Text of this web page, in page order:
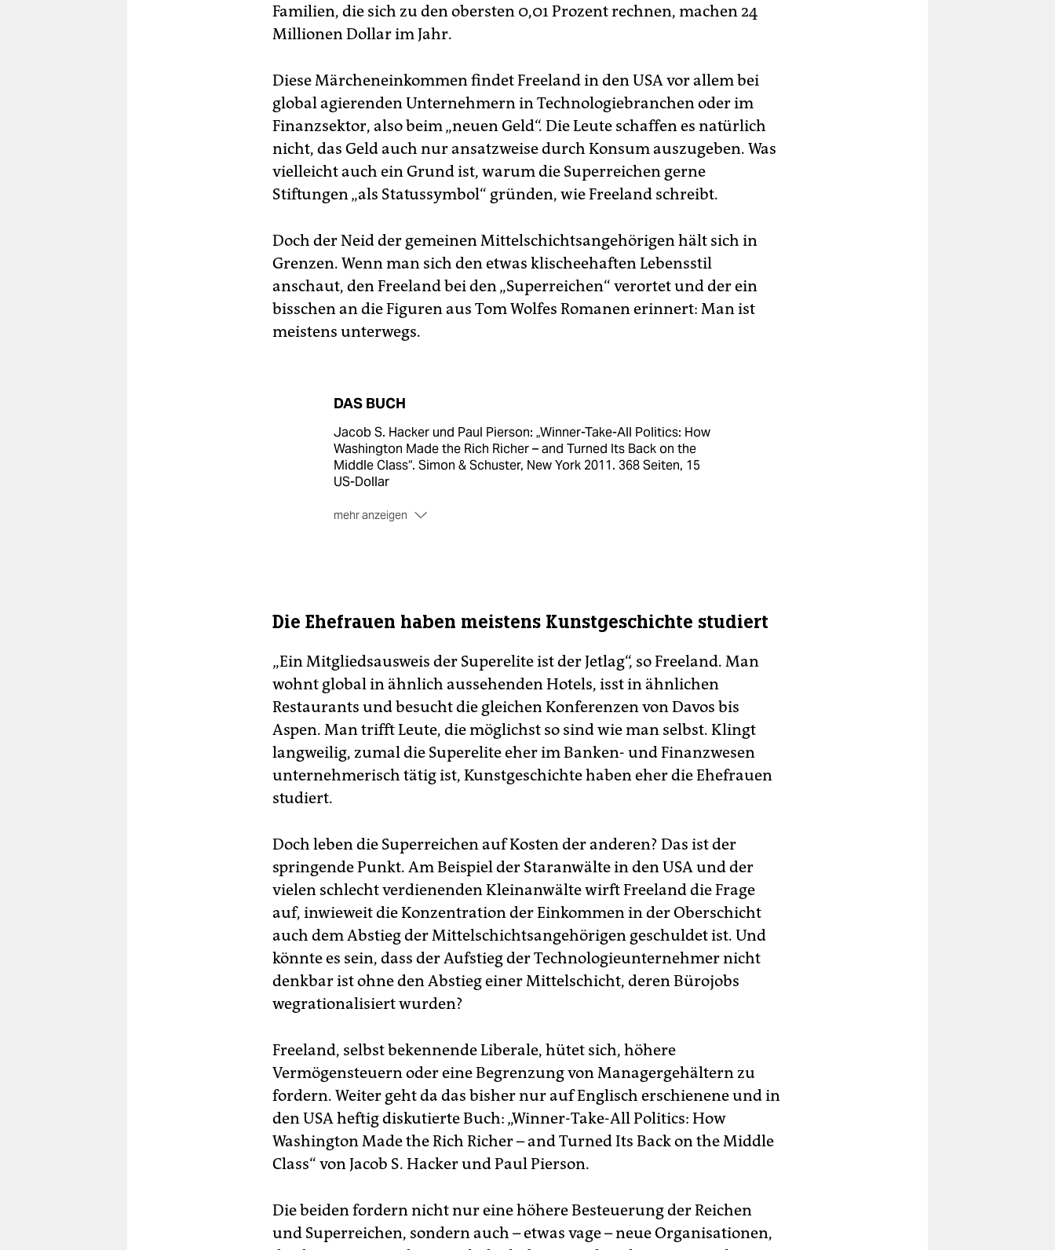
Familien, die sich zu den obersten 0,01 Prozent rechnen, machen 24
Millionen Dollar im Jahr.
Diese Märcheneinkommen findet Freeland in den USA vor allem bei
global agierenden Unternehmern in Technologiebranchen oder im
Finanzsektor, also beim „neuen Geld“. Die Leute schaffen es natürlich
nicht, das Geld auch nur ansatzweise durch Konsum auszugeben. Was
vielleicht auch ein Grund ist, warum die Superreichen gerne
Stiftungen „als Statussymbol“ gründen, wie Freeland schreibt.
Doch der Neid der gemeinen Mittelschichtsangehörigen hält sich in
Grenzen. Wenn man sich den etwas klischeehaften Lebensstil
anschaut, den Freeland bei den „Superreichen“ verortet und der ein
bisschen an die Figuren aus Tom Wolfes Romanen erinnert: Man ist
meistens unterwegs.
DAS BUCH
Jacob S. Hacker und Paul Pierson: „Winner-Take-All Politics: How
Washington Made the Rich Richer – and Turned Its Back on the
Middle Class“. Simon & Schuster, New York 2011. 368 Seiten, 15
US-Dollar
mehr anzeigen
Die Ehefrauen haben meistens Kunstgeschichte studiert
„Ein Mitgliedsausweis der Superelite ist der Jetlag“, so Freeland. Man
wohnt global in ähnlich aussehenden Hotels, isst in ähnlichen
Restaurants und besucht die gleichen Konferenzen von Davos bis
Aspen. Man trifft Leute, die möglichst so sind wie man selbst. Klingt
langweilig, zumal die Superelite eher im Banken- und Finanzwesen
unternehmerisch tätig ist, Kunstgeschichte haben eher die Ehefrauen
studiert.
Doch leben die Superreichen auf Kosten der anderen? Das ist der
springende Punkt. Am Beispiel der Staranwälte in den USA und der
vielen schlecht verdienenden Kleinanwälte wirft Freeland die Frage
auf, inwieweit die Konzentration der Einkommen in der Oberschicht
auch dem Abstieg der Mittelschichtsangehörigen geschuldet ist. Und
könnte es sein, dass der Aufstieg der Technologieunternehmer nicht
denkbar ist ohne den Abstieg einer Mittelschicht, deren Bürojobs
wegrationalisiert wurden?
Freeland, selbst bekennende Liberale, hütet sich, höhere
Vermögensteuern oder eine Begrenzung von Managergehältern zu
fordern. Weiter geht da das bisher nur auf Englisch erschienene und in
den USA heftig diskutierte Buch: „Winner-Take-All Politics: How
Washington Made the Rich Richer – and Turned Its Back on the Middle
Class“ von Jacob S. Hacker und Paul Pierson.
Die beiden fordern nicht nur eine höhere Besteuerung der Reichen
und Superreichen, sondern auch – etwas vage – neue Organisationen,